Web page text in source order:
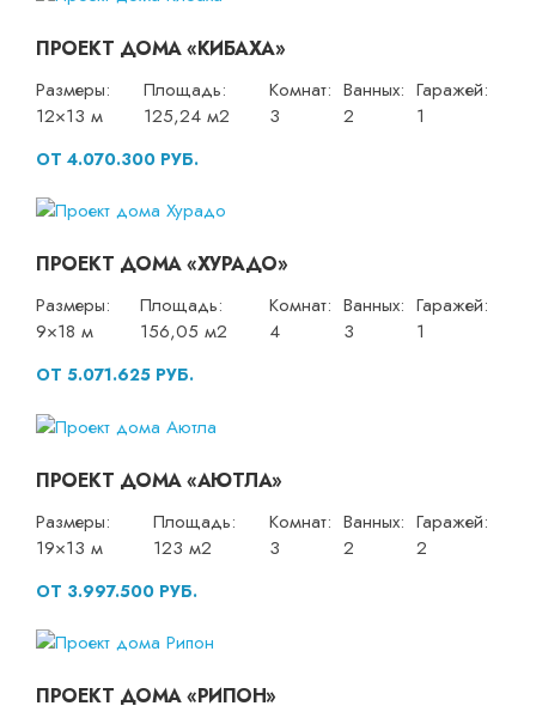
ПРОЕКТ ДОМА «КИБАХА»
Размеры:
12×13 м
Площадь:
125,24 м2
Комнат:
3
Ванных:
2
Гаражей:
1
ОТ 4.070.300 РУБ.
ПРОЕКТ ДОМА «ХУРАДО»
Размеры:
9×18 м
Площадь:
156,05 м2
Комнат:
4
Ванных:
3
Гаражей:
1
ОТ 5.071.625 РУБ.
ПРОЕКТ ДОМА «АЮТЛА»
Размеры:
19×13 м
Площадь:
123 м2
Комнат:
3
Ванных:
2
Гаражей:
2
ОТ 3.997.500 РУБ.
ПРОЕКТ ДОМА «РИПОН»